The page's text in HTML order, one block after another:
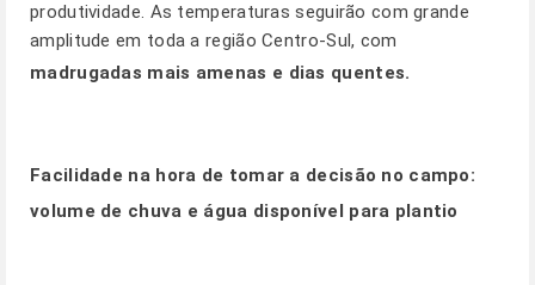
produtividade. As temperaturas seguirão com grande
amplitude em toda a região Centro-Sul, com
madrugadas mais amenas e dias quentes.
Facilidade na hora de tomar a decisão no campo:
volume de chuva e água disponível para plantio